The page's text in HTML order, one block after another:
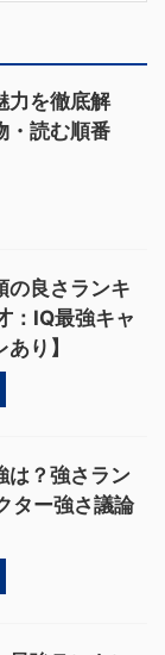
力を徹底解
・読む順番
の良さランキ
：IQ最強キャ
り】
は？強さラン
ター強さ議論